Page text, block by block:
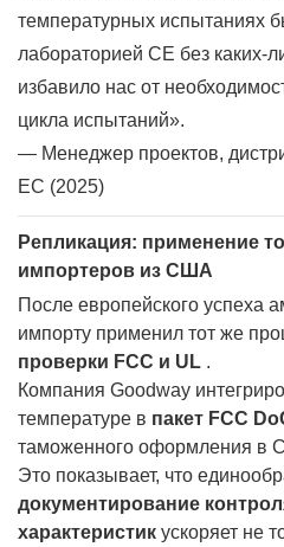
температурных испытаниях
лабораторией CE без каких-
избавило нас от
цикла испытаний».
— Менеджер проектов,
ЕС (2025)
Репликация: применение
импортеров из США
После европейского успеха
импорту применил тот же
проверки FCC и UL .
Компания Goodway
температуре в пакет FCC
таможенного оформления в
Это показывает, что
документирование
характеристик ускоряет не